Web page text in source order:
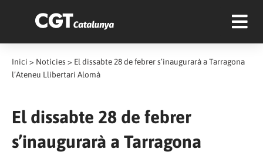
Inici > Notícies > El dissabte 28 de febrer s’inaugurarà a Tarragona
l’Ateneu Llibertari Alomà
El dissabte 28 de febrer
s’inaugurarà a Tarragona